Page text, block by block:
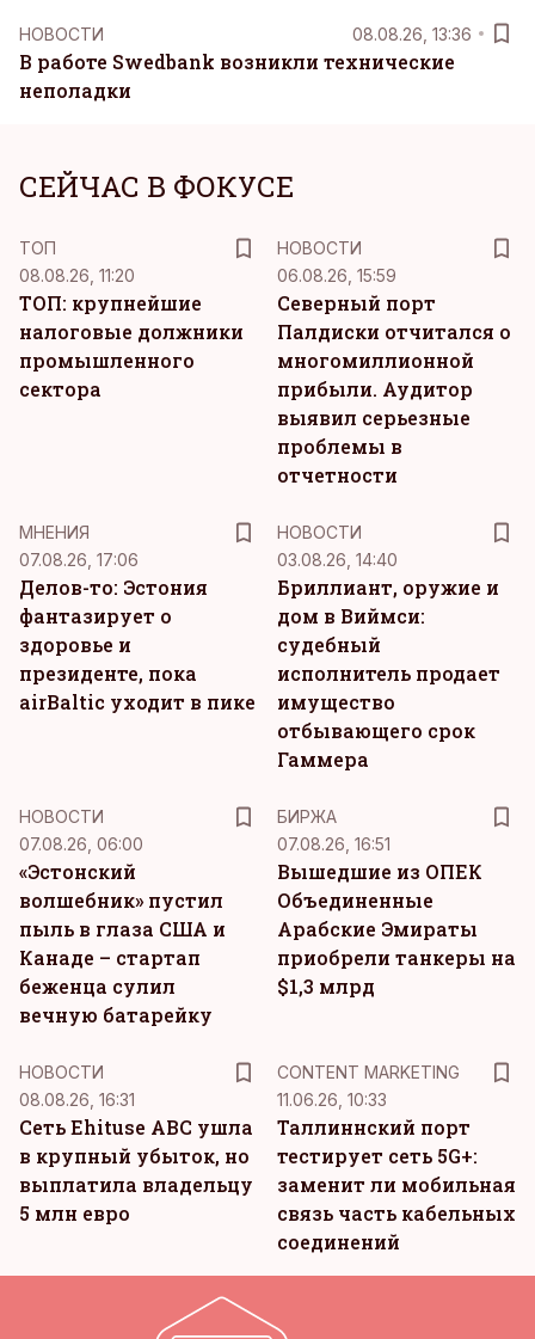
НОВОСТИ 08.08.26, 13:36
В работе Swedbank возникли технические
неполадки
СЕЙЧАС В ФОКУСЕ
ТОП
08.08.26, 11:20
ТОП: крупнейшие
налоговые должники
промышленного
сектора
НОВОСТИ
06.08.26, 15:59
Северный порт
Палдиски отчитался о
многомиллионной
прибыли. Аудитор
выявил серьезные
проблемы в
отчетности
MНЕНИЯ
07.08.26, 17:06
Делов-то: Эстония
фантазирует о
здоровье и
президенте, пока
airBaltic уходит в пике
НОВОСТИ
03.08.26, 14:40
Бриллиант, оружие и
дом в Виймси:
судебный
исполнитель продает
имущество
отбывающего срок
Гаммера
НОВОСТИ
07.08.26, 06:00
«Эстонский
волшебник» пустил
пыль в глаза США и
Канаде – стартап
беженца сулил
вечную батарейку
БИРЖА
07.08.26, 16:51
Вышедшие из ОПЕК
Объединенные
Арабские Эмираты
приобрели танкеры на
$1,3 млрд
НОВОСТИ
08.08.26, 16:31
Сеть Ehituse ABC ушла
в крупный убыток, но
выплатила владельцу
5 млн евро
CONTENT MARKETING
11.06.26, 10:33
Таллиннский порт
тестирует сеть 5G+:
заменит ли мобильная
связь часть кабельных
соединений